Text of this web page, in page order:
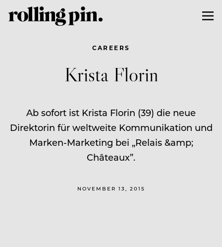
CAREERS
Krista Florin
Ab sofort ist Krista Florin (39) die neue
Direktorin für weltweite Kommunikation und
Marken-Marketing bei „Relais &amp;
Châteaux”.
NOVEMBER 13, 2015